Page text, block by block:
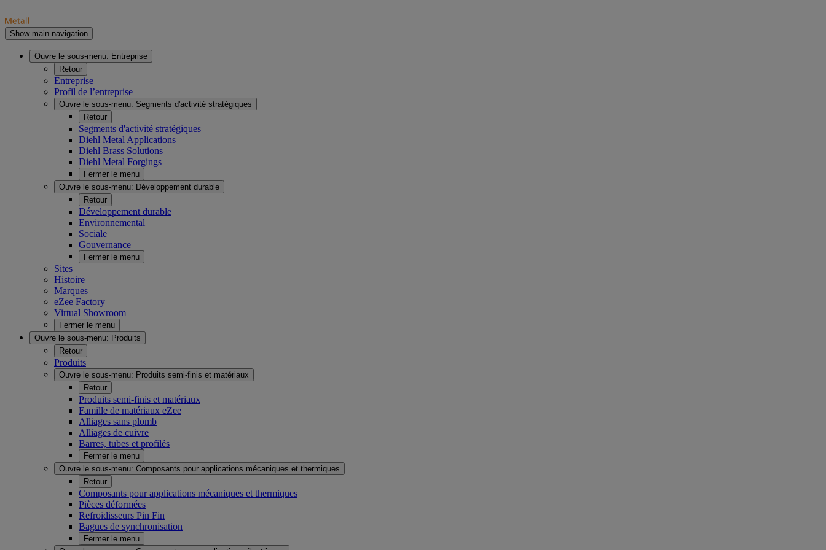
Show main navigation
Ouvre le sous-menu: Entreprise
Retour
Entreprise
Profil de l’entreprise
Ouvre le sous-menu: Segments d'activité stratégiques
Retour
Segments d'activité stratégiques
Diehl Metal Applications
Diehl Brass Solutions
Diehl Metal Forgings
Fermer le menu
Ouvre le sous-menu: Développement durable
Retour
Développement durable
Environnemental
Sociale
Gouvernance
Fermer le menu
Sites
Histoire
Marques
eZee Factory
Virtual Showroom
Fermer le menu
Ouvre le sous-menu: Produits
Retour
Produits
Ouvre le sous-menu: Produits semi-finis et matériaux
Retour
Produits semi-finis et matériaux
Famille de matériaux eZee
Alliages sans plomb
Alliages de cuivre
Barres, tubes et profilés
Fermer le menu
Ouvre le sous-menu: Composants pour applications mécaniques et thermiques
Retour
Composants pour applications mécaniques et thermiques
Pièces déformées
Refroidisseurs Pin Fin
Bagues de synchronisation
Fermer le menu